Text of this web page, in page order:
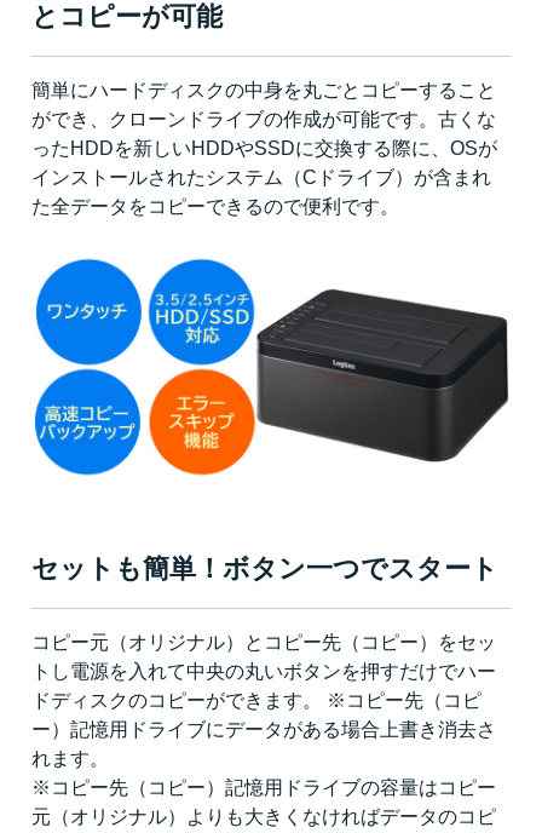
とコピーが可能
簡単にハードディスクの中身を丸ごとコピーすること
ができ、クローンドライブの作成が可能です。古くな
ったHDDを新しいHDDやSSDに交換する際に、OSが
インストールされたシステム（Cドライブ）が含まれ
た全データをコピーできるので便利です。
セットも簡単！ボタン一つでスタート
コピー元（オリジナル）とコピー先（コピー）をセッ
トし電源を入れて中央の丸いボタンを押すだけでハー
ドディスクのコピーができます。 ※コピー先（コピ
ー）記憶用ドライブにデータがある場合上書き消去さ
れます。
※コピー先（コピー）記憶用ドライブの容量はコピー
元（オリジナル）よりも大きくなければデータのコピ